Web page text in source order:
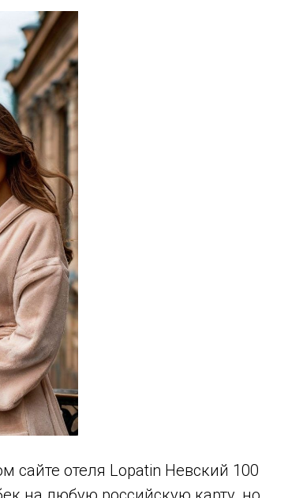
сайте отеля Lopatin Невский 100